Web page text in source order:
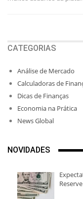
CATEGORIAS
Análise de Mercado
Calculadoras de
Dicas de Finanças
Economia na Prática
News Global
NOVIDADES